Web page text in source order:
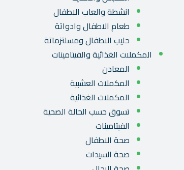
انشطة والعاب الاطفال
طعام الاطفال وادواتة
حليب الاطفال ومسلتزماتة
المكملات الغذائية والفيتامينات
المعادن
المكملات العشبية
المكملات الغذائية
تسوق حسب الحالة الصحية
الفيتامينات
صحة الاطفال
صحة السيدات